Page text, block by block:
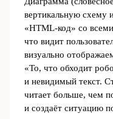
вертикальную схему
«HTML-код» со
что видит
визуально
«То, что обходит
и невидимый текст.
читает больше, чем
и создаёт ситуацию